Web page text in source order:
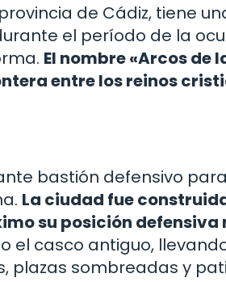
de Cádiz, tiene
el período de la
El nombre «Arcos de
entre los reinos
bastión defensivo
La ciudad fue
su posición defensiva
el casco antiguo,
plazas sombreadas y